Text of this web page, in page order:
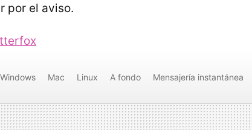
por el aviso.
Windows Mac Linux A fondo Mensajería instantánea